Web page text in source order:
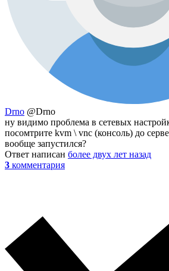
Drno @Drno
ну видимо проблема в сетевых
посомтрите kvm \ vnc (консоль) до
вообще запустился?
Ответ написан более двух лет назад
3 комментария